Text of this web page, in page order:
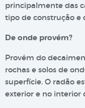
principalmente das
tipo de construção e
De onde provém?
Provém do
rochas e solos de
superfície. O radão
exterior e no interior